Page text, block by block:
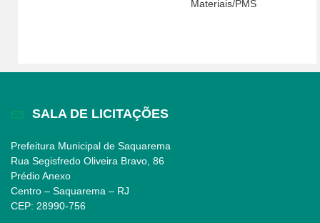
Materiais/PMS
SALA DE LICITAÇÕES
Prefeitura Municipal de Saquarema
Rua Segisfredo Oliveira Bravo, 86
Prédio Anexo
Centro – Saquarema – RJ
CEP: 28990-756